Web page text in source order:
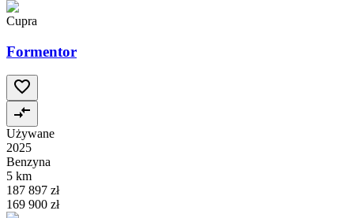
Cupra
Formentor
Używane
2025
Benzyna
5 km
187 897 zł
169 900 zł